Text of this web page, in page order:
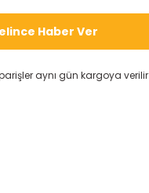
Haber Ver
aynı gün kargoya verilir